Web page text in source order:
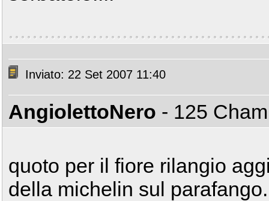
Inviato: 22 Set 2007 11:40
AngiolettoNero - 125
quoto per il fiore rilangio
della michelin sul